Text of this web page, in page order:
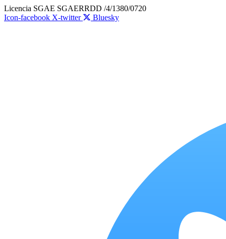
Ir
al
Licencia SGAE SGAERRDD /4/1380/0720
Icon-facebook X-twitter Bluesky